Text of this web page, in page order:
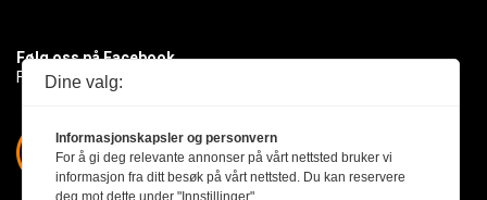
Følg oss på Facebook
Få med deg det siste innen byggebransjen
Dine valg:
Informasjonskapsler og personvern
For å gi deg relevante annonser på vårt nettsted bruker vi
informasjon fra ditt besøk på vårt nettsted. Du kan reservere
deg mot dette under "Innstillinger".